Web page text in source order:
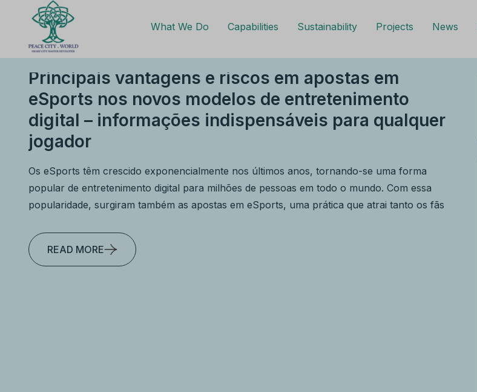
What We Do Capabilities Sustainability Projects News
Principais vantagens e riscos em apostas em
eSports nos novos modelos de entretenimento
digital – informações indispensáveis para qualquer
jogador
Os eSports têm crescido exponencialmente nos últimos anos, tornando-se uma forma
popular de entretenimento digital para milhões de pessoas em todo o mundo. Com essa
popularidade, surgiram também as apostas em eSports, uma prática que atrai tanto os fãs
READ MORE